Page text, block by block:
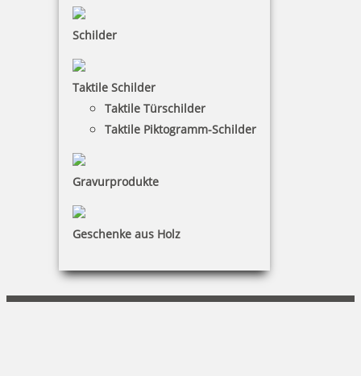
Schilder
Taktile Schilder
Taktile Türschilder
Taktile Piktogramm-Schilder
Gravurprodukte
Geschenke aus Holz
Vertrag widerrufen
Mein Konto
KONTAKT
SBP Potsdam GmbH
0171 - 287 86 43